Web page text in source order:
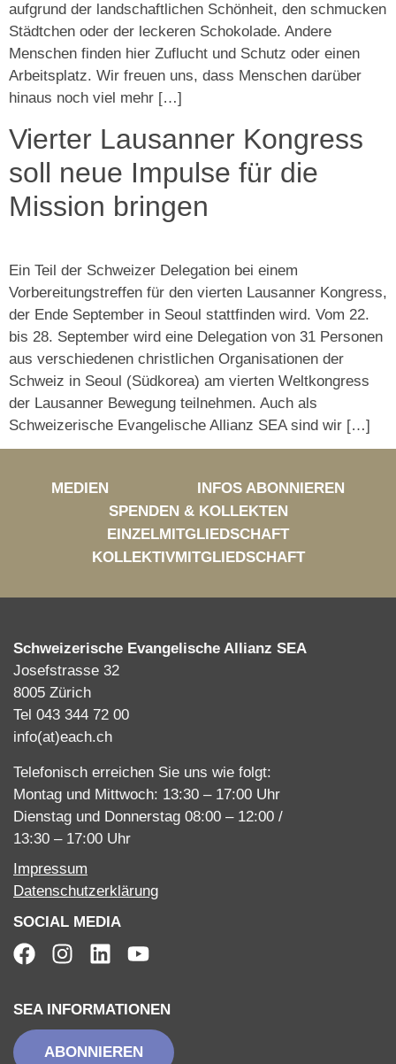
aufgrund der landschaftlichen Schönheit, den schmucken
Städtchen oder der leckeren Schokolade. Andere
Menschen finden hier Zuflucht und Schutz oder einen
Arbeitsplatz. Wir freuen uns, dass Menschen darüber
hinaus noch viel mehr […]
Vierter Lausanner Kongress
soll neue Impulse für die
Mission bringen
Ein Teil der Schweizer Delegation bei einem
Vorbereitungstreffen für den vierten Lausanner Kongress,
der Ende September in Seoul stattfinden wird. Vom 22.
bis 28. September wird eine Delegation von 31 Personen
aus verschiedenen christlichen Organisationen der
Schweiz in Seoul (Südkorea) am vierten Weltkongress
der Lausanner Bewegung teilnehmen. Auch als
Schweizerische Evangelische Allianz SEA sind wir […]
MEDIEN
INFOS ABONNIEREN
SPENDEN & KOLLEKTEN
EINZELMITGLIEDSCHAFT
KOLLEKTIVMITGLIEDSCHAFT
Schweizerische Evangelische Allianz SEA
Josefstrasse 32
8005 Zürich
Tel 043 344 72 00
info(at)each.ch
Telefonisch erreichen Sie uns wie folgt:
Montag und Mittwoch: 13:30 – 17:00 Uhr
Dienstag und Donnerstag 08:00 – 12:00 /
13:30 – 17:00 Uhr
Impressum
Datenschutzerklärung
SOCIAL MEDIA
SEA INFORMATIONEN
ABONNIEREN